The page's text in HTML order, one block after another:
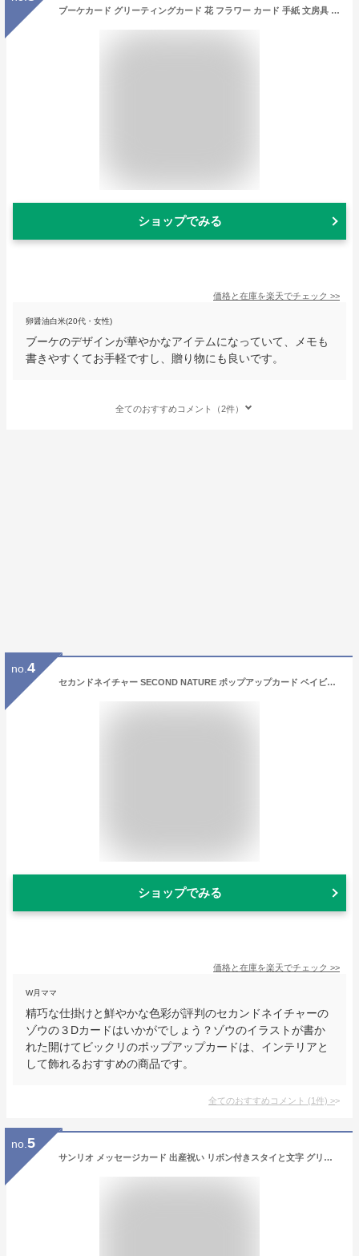
ブーケカード グリーティングカード 花 フラワー カード 手紙 文房具 プレゼント お祝い 誕生日 結婚 父の日 母の日 ギフト 花束 誕生日カード 出産祝い バースデーカード ウェディングカード メッセージカード
ショップでみる
価格と在庫を楽天でチェック >>
卵醤油白米(20代・女性)
ブーケのデザインが華やかなアイテムになっていて、メモも
書きやすくてお手軽ですし、贈り物にも良いです。
全てのおすすめコメント（2件）
no. 4
セカンドネイチャー SECOND NATURE ポップアップカード ベイビー ボーイ スカイブルー ブルー 青 ホワイト グリーティングカード ウェディング 結婚祝い カード 出産祝い 男 新生児 ベビー 出産のお祝い 安い プレゼント おしゃれ 買い回り 買い周り 買いまわり ポイント消化
ショップでみる
価格と在庫を楽天でチェック >>
W月ママ
精巧な仕掛けと鮮やかな色彩が評判のセカンドネイチャーの
ゾウの３Dカードはいかがでしょう？ゾウのイラストが書か
れた開けてビックリのポップアップカードは、インテリアと
して飾れるおすすめの商品です。
全てのおすすめコメント (1件) >
no. 5
サンリオ メッセージカード 出産祝い リボン付きスタイと文字 グリーティングカード 海外輸送可 BC251-4 SANRIO 103276